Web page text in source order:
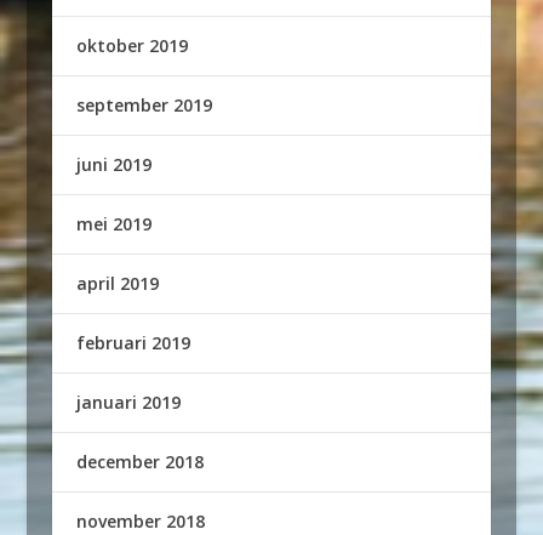
oktober 2019
september 2019
juni 2019
mei 2019
april 2019
februari 2019
januari 2019
december 2018
november 2018